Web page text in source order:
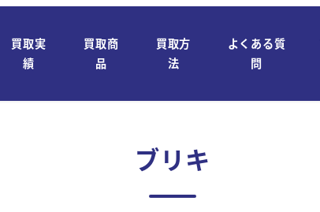
買取実
績
買取商
品
買取方
法
よくある質
問
ブリキ